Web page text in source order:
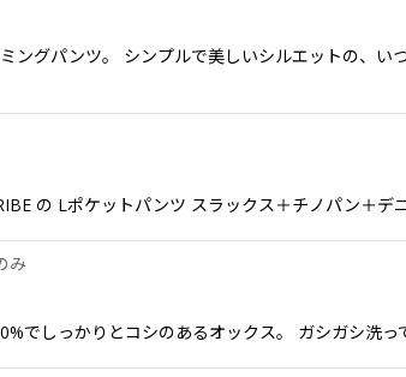
グパンツ。 シンプルで美しいシルエットの、
の Lポケットパンツ スラックス＋チノパン＋
み
でしっかりとコシのあるオックス。 ガシガシ洗